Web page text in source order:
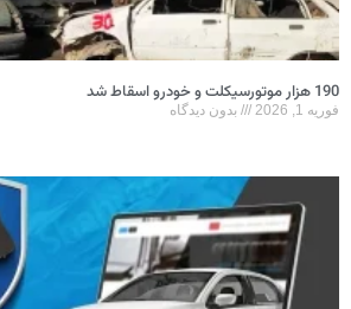
190 هزار موتورسیکلت و خودرو اسقاط شد
فوریه 1, 2026 بدون دیدگاه